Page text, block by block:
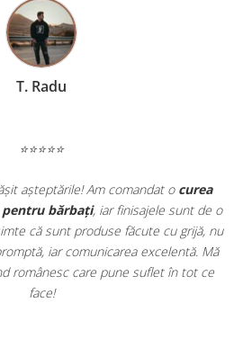
a produsului.
timp?Nu, gravura laser este
prin îndepărtarea unui strat fin de
de portofelele din magazin?
personalizat?
materialelor folosite.
T. Radu
⭐⭐⭐⭐⭐
așteptările! Am comandat o curea
bărbați, iar finisajele sunt de o
că sunt produse făcute cu grijă, nu
iar comunicarea excelentă. Mă
românesc care pune suflet în tot ce
face!